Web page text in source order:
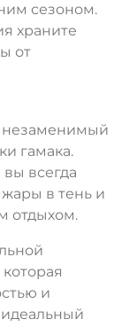
сезоном.
храните
от
незаменимый
гамака.
всегда
в тень и
отдыхом.
и
идеальный